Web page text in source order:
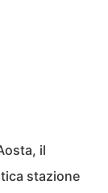
il
stazione